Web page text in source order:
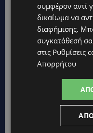
Topics
CALENDAR
ΦΩΤΟ: Αγνοείται
συμφέρον αντί
δικαίωμα να
διαφήμισης.
συγκατάθεσή
στις Ρυθμίσεις
Απορρήτου